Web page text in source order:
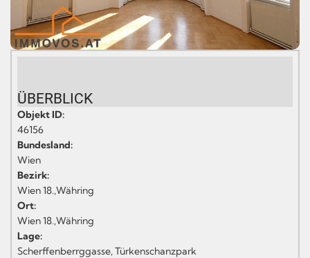
ÜBERBLICK
Objekt ID:
46156
Bundesland:
Wien
Bezirk:
Wien 18.,Währing
Ort:
Wien 18.,Währing
Lage:
Scherffenberrggasse, Türkenschanzpark